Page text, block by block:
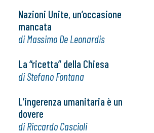
Nazioni Unite, un’occasione
mancata
di Massimo De Leonardis
La “ricetta” della Chiesa
di Stefano Fontana
L’ingerenza umanitaria è un
dovere
di Riccardo Cascioli